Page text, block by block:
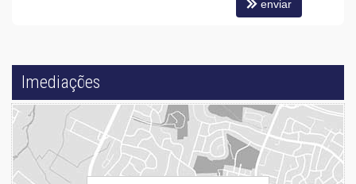
enviar
Imediações